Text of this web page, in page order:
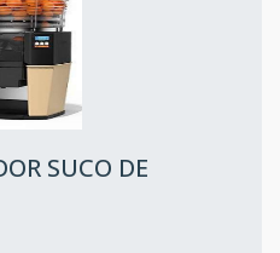
SUCO DE